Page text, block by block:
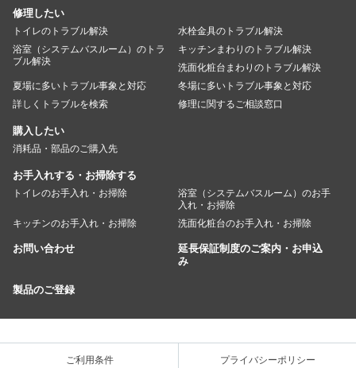
修理したい
トイレのトラブル解決
水栓金具のトラブル解決
浴室（システムバスルーム）のトラ
ブル解決
キッチンまわりのトラブル解決
洗面化粧台まわりのトラブル解決
夏場に多いトラブル事象と対応
冬場に多いトラブル事象と対応
詳しくトラブルを検索
修理に関するご相談窓口
購入したい
消耗品・部品のご購入先
お手入れする・お掃除する
トイレのお手入れ・お掃除
浴室（システムバスルーム）のお手
入れ・お掃除
キッチンのお手入れ・お掃除
洗面化粧台のお手入れ・お掃除
お問い合わせ
延長保証制度のご案内・お申込
み
製品のご登録
ご利用条件 プライバシーポリシー